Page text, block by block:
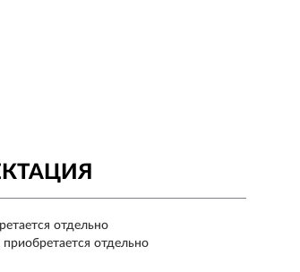
отдельно
отдельно